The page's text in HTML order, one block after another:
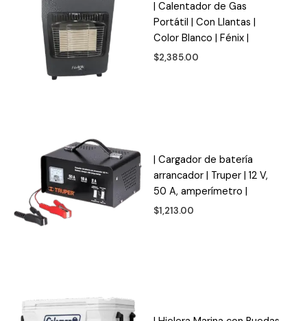
| Calentador de Gas
Portátil | Con Llantas |
Color Blanco | Fénix |
$2,385.00
| Cargador de batería
arrancador | Truper | 12 V,
50 A, amperímetro |
$1,213.00